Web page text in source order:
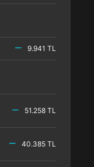
9.941 TL
51.258 TL
40.385 TL